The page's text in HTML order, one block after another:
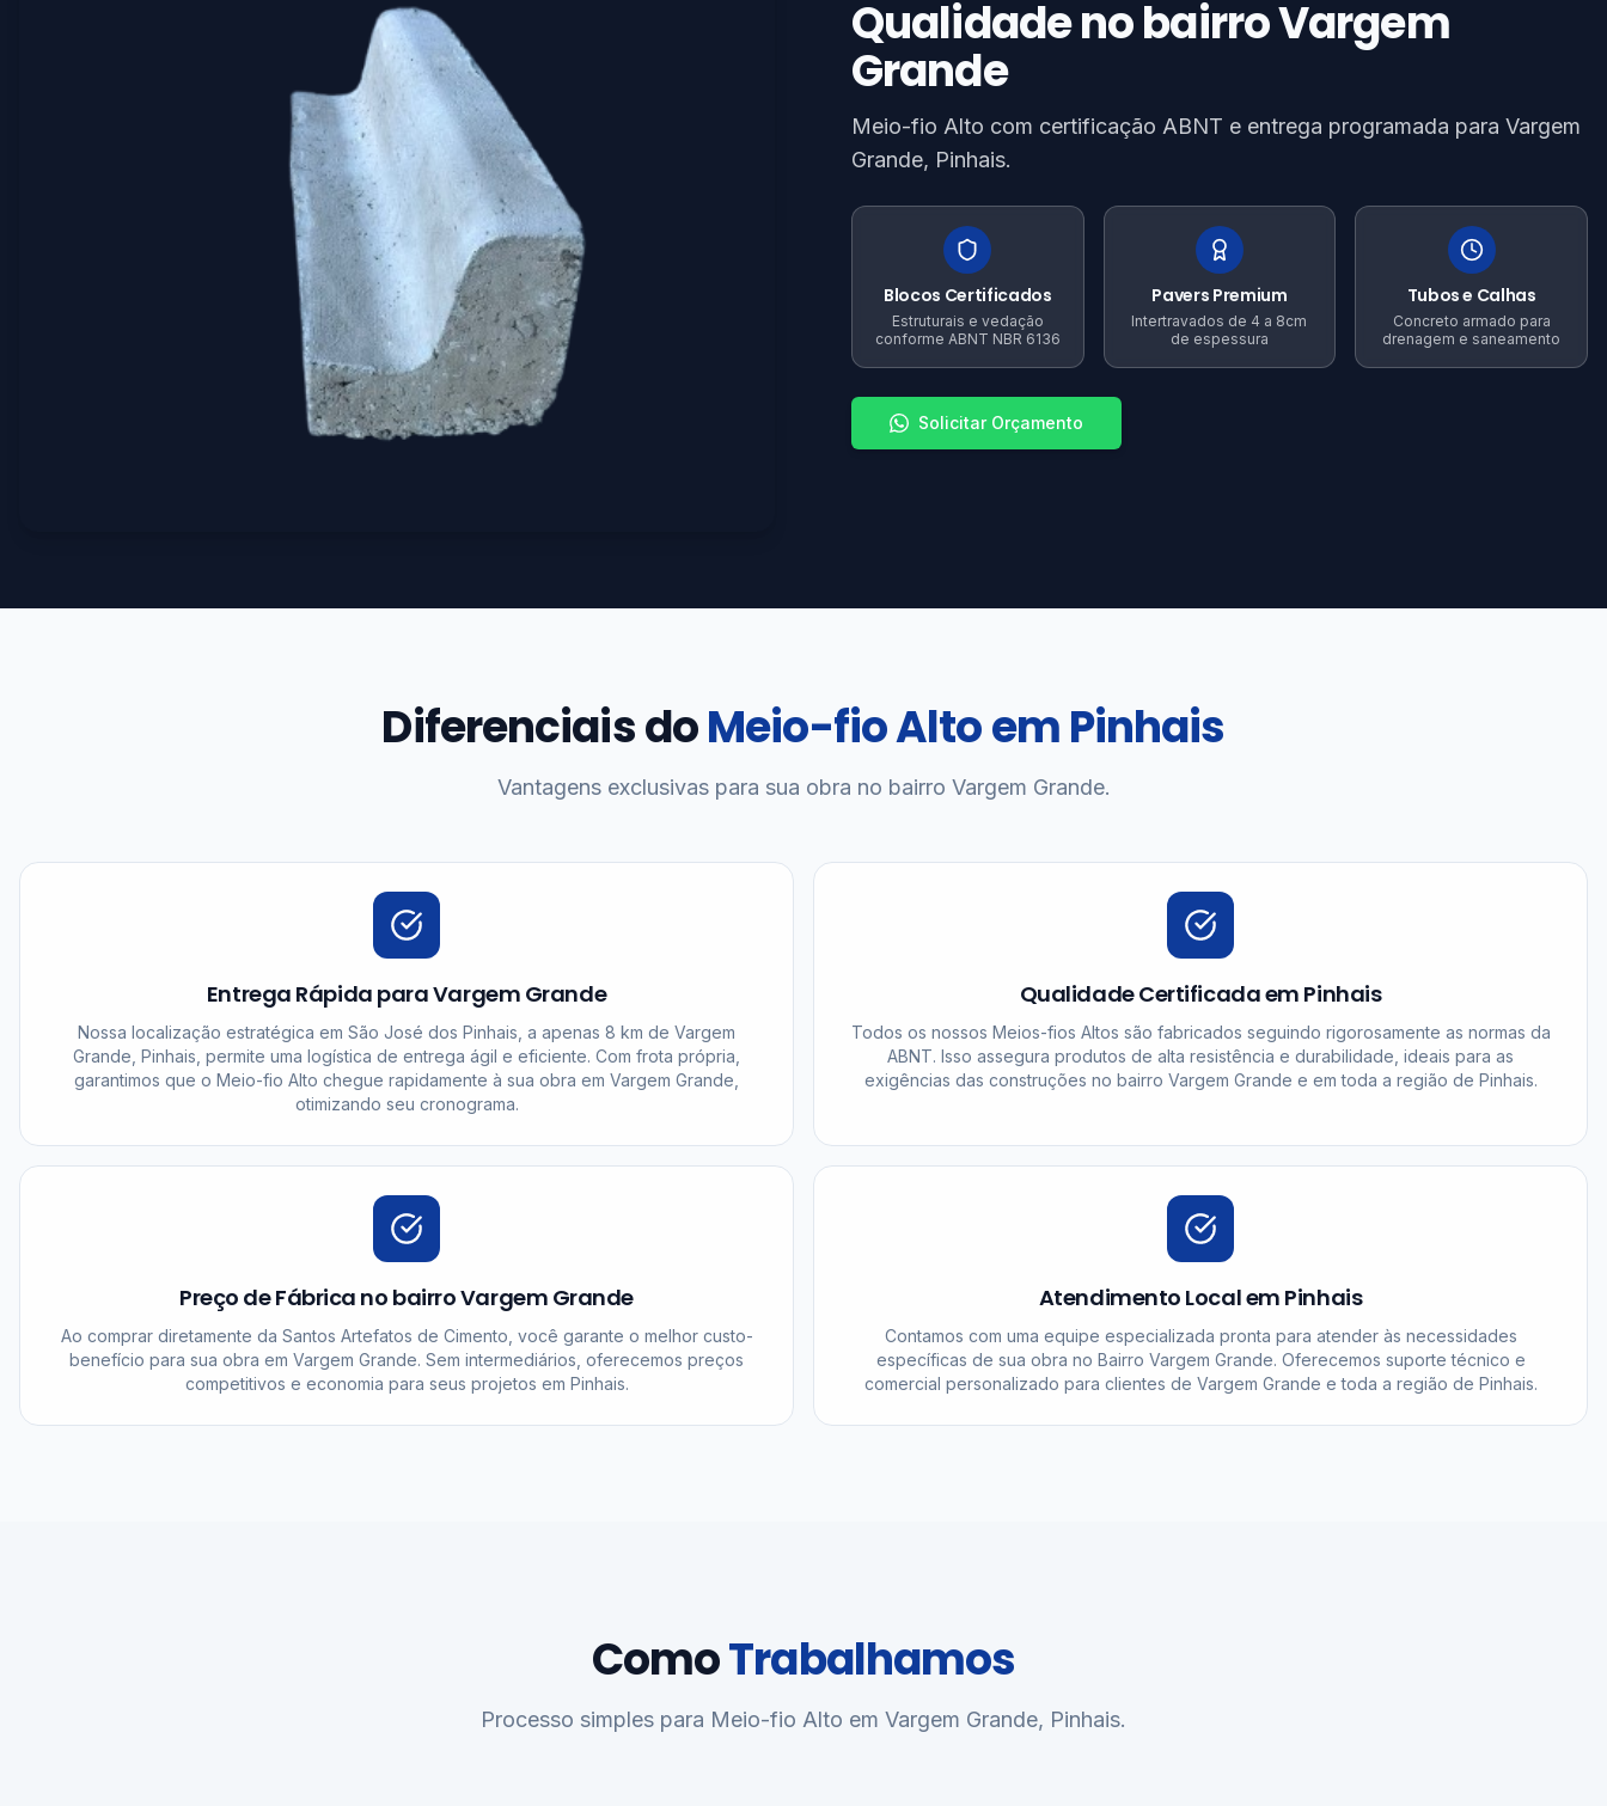
Qualidade no bairro Vargem
Grande
Meio-fio Alto com certificação ABNT e entrega programada para Vargem
Grande, Pinhais.
Blocos Certificados
Estruturais e vedação
conforme ABNT NBR 6136
Pavers Premium
Intertravados de 4 a 8cm
de espessura
Tubos e Calhas
Concreto armado para
drenagem e saneamento
Solicitar Orçamento
Diferenciais doMeio-fio Alto em Pinhais
Vantagens exclusivas para sua obra no bairro Vargem Grande.
Entrega Rápida para Vargem Grande
Nossa localização estratégica em São José dos Pinhais, a apenas 8 km de Vargem
Grande, Pinhais, permite uma logística de entrega ágil e eficiente. Com frota própria,
garantimos que o Meio-fio Alto chegue rapidamente à sua obra em Vargem Grande,
otimizando seu cronograma.
Qualidade Certificada em Pinhais
Todos os nossos Meios-fios Altos são fabricados seguindo rigorosamente as normas da
ABNT. Isso assegura produtos de alta resistência e durabilidade, ideais para as
exigências das construções no bairro Vargem Grande e em toda a região de Pinhais.
Preço de Fábrica no bairro Vargem Grande
Ao comprar diretamente da Santos Artefatos de Cimento, você garante o melhor custo-
benefício para sua obra em Vargem Grande. Sem intermediários, oferecemos preços
competitivos e economia para seus projetos em Pinhais.
Atendimento Local em Pinhais
Contamos com uma equipe especializada pronta para atender às necessidades
específicas de sua obra no Bairro Vargem Grande. Oferecemos suporte técnico e
comercial personalizado para clientes de Vargem Grande e toda a região de Pinhais.
ComoTrabalhamos
Processo simples para Meio-fio Alto em Vargem Grande, Pinhais.